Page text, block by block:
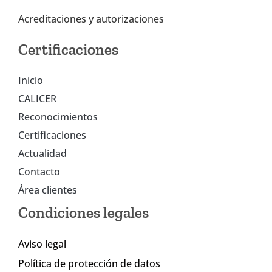
Acreditaciones y autorizaciones
Certificaciones
Inicio
CALICER
Reconocimientos
Certificaciones
Actualidad
Contacto
Área clientes
Condiciones legales
Aviso legal
Política de protección de datos